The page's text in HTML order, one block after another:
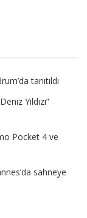
tanıtıldı
Yıldızı”
Pocket 4 ve
sahneye